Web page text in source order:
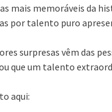
mais memoráveis da
por talento puro
surpresas vêm das
que um talento
aqui: